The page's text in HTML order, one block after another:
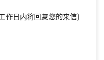
日内将回复您的来信)